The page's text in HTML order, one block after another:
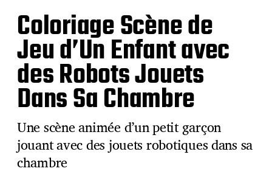
Coloriage Scène de
Jeu d’Un Enfant avec
des Robots Jouets
Dans Sa Chambre
Une scène animée d’un petit garçon
jouant avec des jouets robotiques dans sa
chambre